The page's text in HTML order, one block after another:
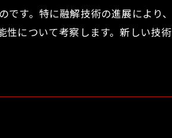
す。特に融解技術の進展により
について考察します。新しい技